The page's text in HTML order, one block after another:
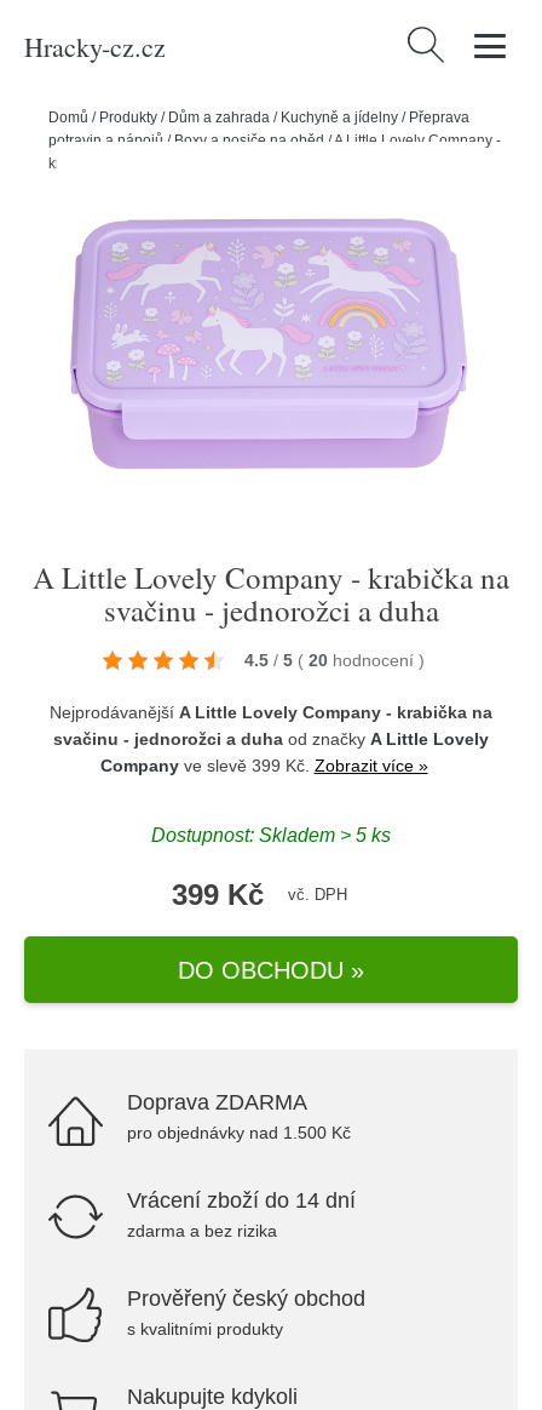
Hracky-cz.cz Vyhledávání
Domů / Produkty / Dům a zahrada / Kuchyně a jídelny / Přeprava
potravin a nápojů / Boxy a nosiče na oběd /A Little Lovely Company -
krabička na svačinu - jednorožci a duha
A Little Lovely Company - krabička na
svačinu - jednorožci a duha
4.5 / 5 ( 20 hodnocení )
Nejprodávanější A Little Lovely Company - krabička na
svačinu - jednorožci a duha od značky A Little Lovely
Companyve slevě 399 Kč. Zobrazit více »
Dostupnost: Skladem > 5 ks
399 Kč vč. DPH
DO OBCHODU »
Doprava ZDARMA
pro objednávky nad 1.500 Kč
Vrácení zboží do 14 dní
zdarma a bez rizika
Prověřený český obchod
s kvalitními produkty
Nakupujte kdykoli